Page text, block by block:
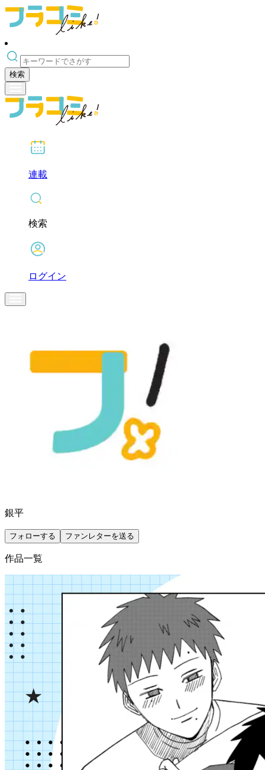
検索
連載
検索
ログイン
銀平
フォローする ファンレターを送る
作品一覧